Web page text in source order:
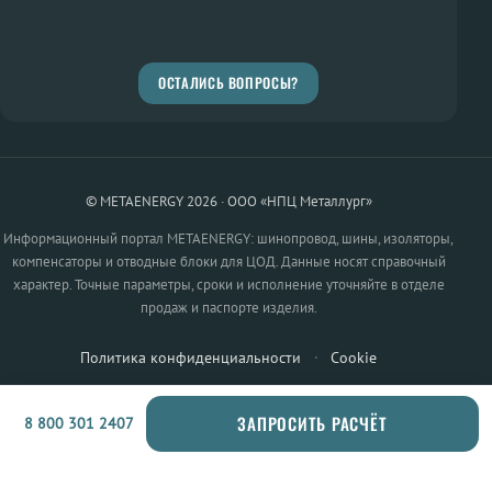
ОСТАЛИСЬ ВОПРОСЫ?
© METAENERGY 2026 · ООО «НПЦ Металлург»
Информационный портал METAENERGY: шинопровод, шины, изоляторы,
компенсаторы и отводные блоки для ЦОД. Данные носят справочный
характер. Точные параметры, сроки и исполнение уточняйте в отделе
продаж и паспорте изделия.
Политика конфиденциальности · Cookie
8 800 301 2407 ЗАПРОСИТЬ РАСЧЁТ